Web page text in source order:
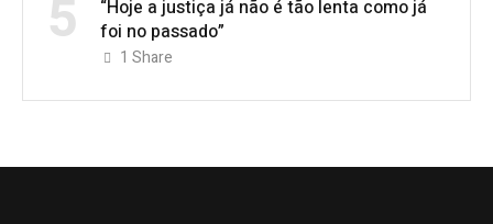
5
“Hoje a justiça já não é tão lenta como já
foi no passado”
1 Share